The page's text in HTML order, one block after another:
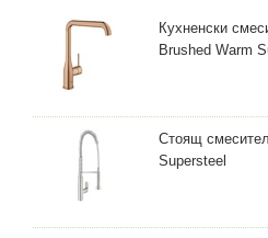
Кухненски
Brushed Warm
Стоящ
Supersteel